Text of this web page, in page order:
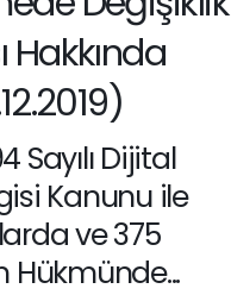
Hakkında
Sayılı Dijital
Kanunu ile
ve 375
Hükmünde...